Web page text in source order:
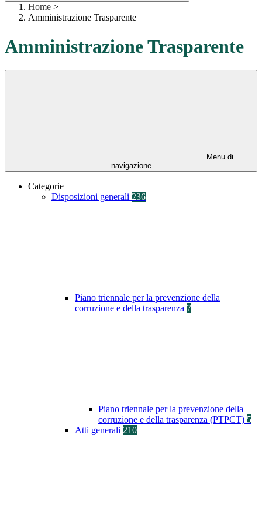
Home >
Amministrazione Trasparente
Amministrazione Trasparente
Menu di
navigazione
Categorie
Disposizioni generali 236
Piano triennale per la prevenzione della
corruzione e della trasparenza 7
Piano triennale per la prevenzione della
corruzione e della trasparenza (PTPCT) 5
Atti generali 210